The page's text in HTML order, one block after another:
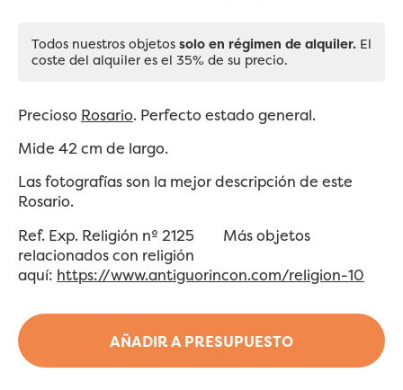
AÑADIR A PRESUPUESTO
Todos nuestros objetos solo en régimen de alquiler. El
coste del alquiler es el 35% de su precio.
Precioso Rosario. Perfecto estado general.
Mide 42 cm de largo.
Las fotografías son la mejor descripción de este
Rosario.
Ref. Exp. Religión nº 2125 Más objetos
relacionados con religión
aquí: https://www.antiguorincon.com/religion-10